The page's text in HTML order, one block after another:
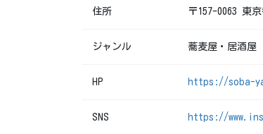
住所 〒157-0063 東
ジャンル 蕎麦屋・居酒屋
HP https://soba-
SNS https://